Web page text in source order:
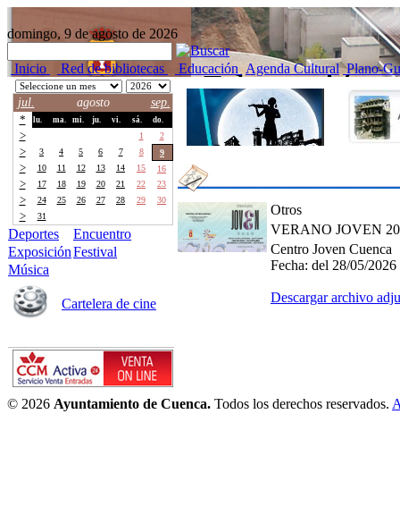
domingo, 9 de agosto de 2026
Inicio Red de bibliotecas Educación Agenda Cultural Plano-
jul. agosto
sep.
*
lu. ma. mi. ju. vi. sá. do.
> 1 2
> 3 4 5 6 7 8 9
> 10 11 12 13 14 15 16
> 17 18 19 20 21 22 23
> 24 25 26 27 28 29 30
> 31
Deportes
Encuentro
ExposiciónFestival
Música
Cartelera de cine
Otros
VERANO JOVEN
Centro Joven Cuenca
Fecha: del 28/05/
Descargar archivo
© 2026 Ayuntamiento de Cuenca. Todos los derechos reservados.